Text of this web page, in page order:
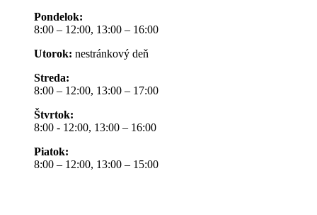
Pondelok:
8:00 – 12:00, 13:00 – 16:00
Utorok: nestránkový deň
Streda:
8:00 – 12:00, 13:00 – 17:00
Štvrtok:
8:00 - 12:00, 13:00 – 16:00
Piatok:
8:00 – 12:00, 13:00 – 15:00